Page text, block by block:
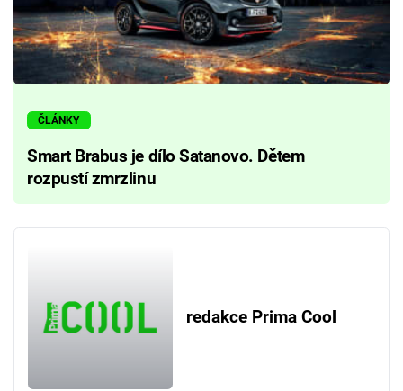
ČLÁNKY
Smart Brabus je dílo Satanovo. Dětem
rozpustí zmrzlinu
redakce Prima Cool